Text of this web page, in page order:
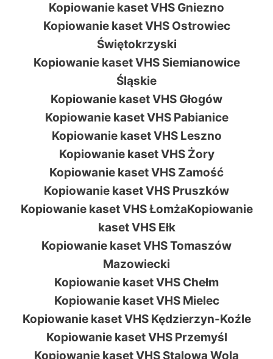
Kopiowanie kaset VHS Gniezno
Kopiowanie kaset VHS Ostrowiec
Świętokrzyski
Kopiowanie kaset VHS Siemianowice
Śląskie
Kopiowanie kaset VHS Głogów
Kopiowanie kaset VHS Pabianice
Kopiowanie kaset VHS Leszno
Kopiowanie kaset VHS Żory
Kopiowanie kaset VHS Zamość
Kopiowanie kaset VHS Pruszków
Kopiowanie kaset VHS ŁomżaKopiowanie
kaset VHS Ełk
Kopiowanie kaset VHS Tomaszów
Mazowiecki
Kopiowanie kaset VHS Chełm
Kopiowanie kaset VHS Mielec
Kopiowanie kaset VHS Kędzierzyn-Koźle
Kopiowanie kaset VHS Przemyśl
Kopiowanie kaset VHS Stalowa Wola